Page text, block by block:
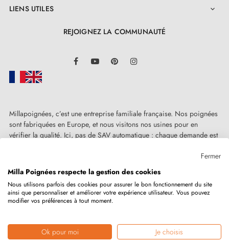
LIENS UTILES 
REJOIGNEZ LA COMMUNAUTÉ
FacebookYouTube Pinterest
Millapoignées, c’est une entreprise familiale française. Nos poignées
sont fabriquées en Europe, et nous visitons nos usines pour en
vérifier la qualité. Ici, pas de SAV automatique : chaque demande est
Copyright © 2026MILLA POIGNEESTous droits réservés.
Marchand approuvé par la Société des Avis Garantis,cliquez ici pour
Fermer
Milla Poignées respecte la gestion des cookies
Nous utilisons parfois des cookies pour assurer le bon fonctionnement du site
ainsi que personnaliser et améliorer votre expérience utilisateur. Vous pouvez
modifier vos préférences à tout moment.
Ok pour moi Je choisis